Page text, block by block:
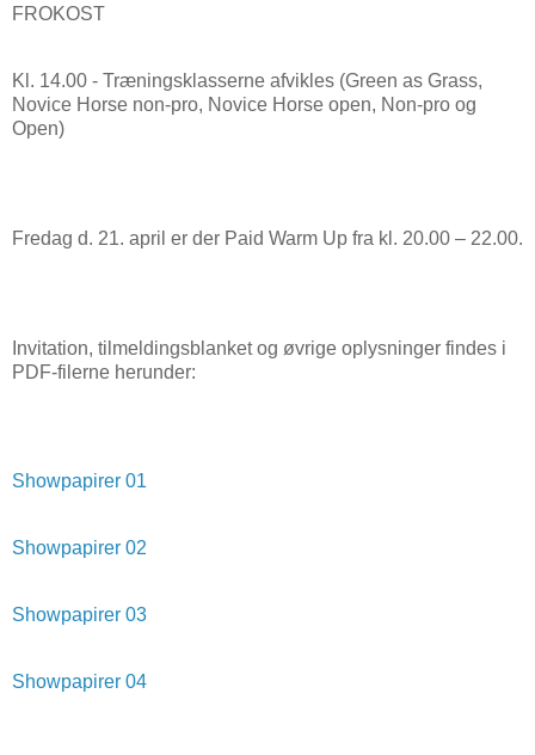
FROKOST
Kl. 14.00 - Træningsklasserne afvikles (Green as Grass,
Novice Horse non-pro, Novice Horse open, Non-pro og
Open)
Fredag d. 21. april er der Paid Warm Up fra kl. 20.00 – 22.00.
Invitation, tilmeldingsblanket og øvrige oplysninger findes i
PDF-filerne herunder:
Showpapirer 01
Showpapirer 02
Showpapirer 03
Showpapirer 04